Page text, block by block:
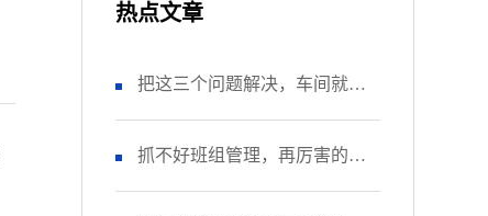
热点文章
把这三个问题解决，车间就风
调雨顺了
抓不好班组管理，再厉害的工